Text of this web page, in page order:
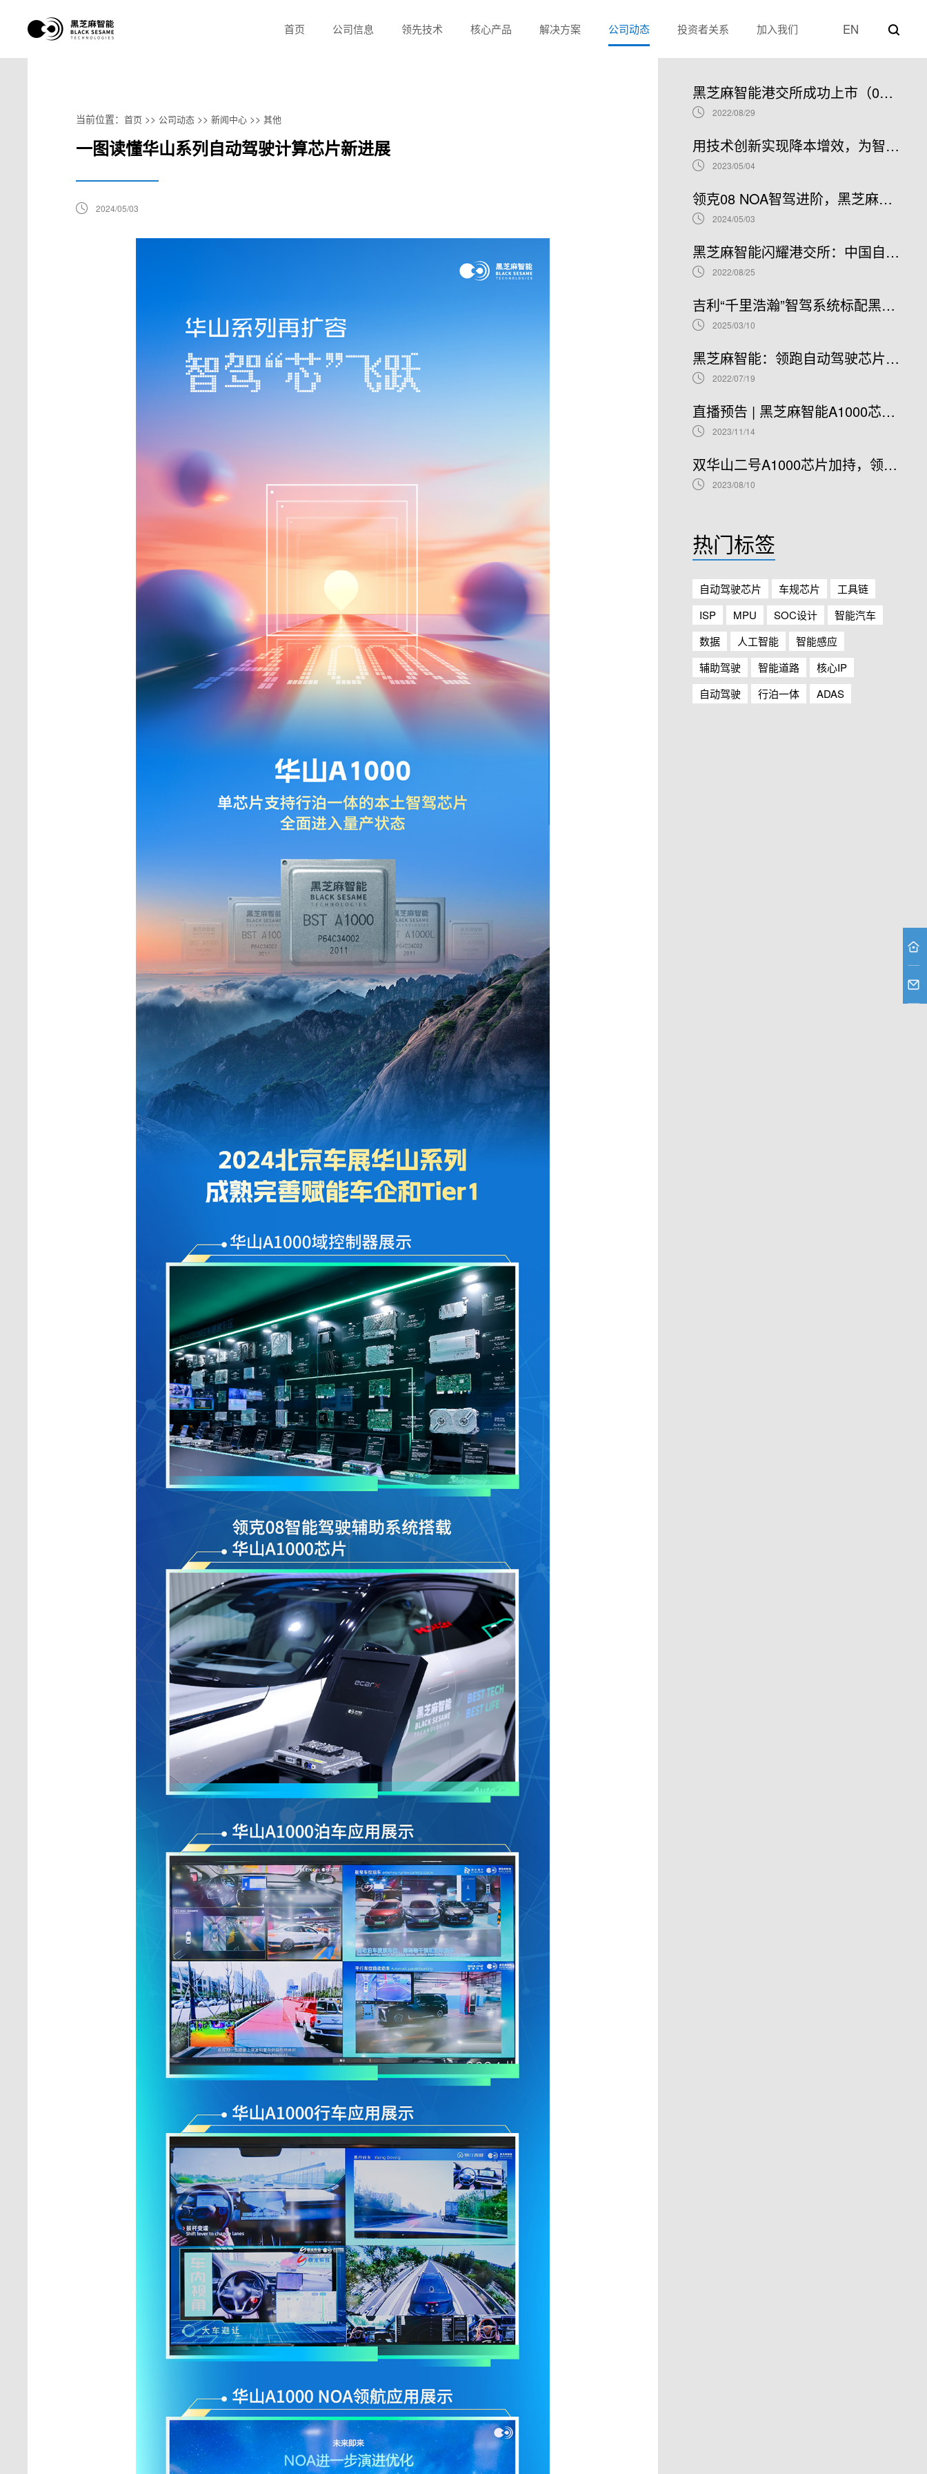
首页 公司信息 领先技术 核心产品 解决方案 公司动态 投资者关系 加入我们 EN
当前位置：首页 >> 公司动态 >>新闻中心 >>其他
一图读懂华山系列自动驾驶计算芯片新进展
2024/05/03
热门新闻
黑芝麻智能港交所成功上市（02533.HK）：车规级SoC领军者加速全球布局
2022/08/29
用技术创新实现降本增效，为智能汽车产业发展贡献“芯”力量
2023/05/04
领克08 NOA智驾进阶，黑芝麻智能携手吉利推进NOA普及
2024/05/03
黑芝麻智能闪耀港交所：中国自动驾驶芯片龙头上市新篇章，股票代码02533.HK引领未来
2022/08/25
吉利“千里浩瀚”智驾系统标配黑芝麻智能华山A1000芯片，加速智驾平权时代到来
2025/03/10
黑芝麻智能：领跑自动驾驶芯片赛道，开启港股IPO新篇章
2022/07/19
直播预告 | 黑芝麻智能A1000芯片基础软件开发在线研讨会
2023/11/14
双华山二号A1000芯片加持，领克08正式开售！
2023/08/10
热门标签
自动驾驶芯片 车规芯片
工具链
ISP
MPU SOC设计
智能汽车
数据
人工智能
智能感应
辅助驾驶
智能道路
核心IP
自动驾驶
行泊一体 ADAS